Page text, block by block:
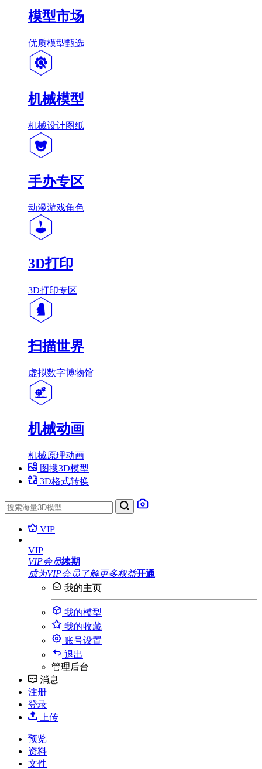
模型市场
优质模型甄选
机械模型
机械设计图纸
手办专区
动漫游戏角色
3D打印
3D打印专区
扫描世界
虚拟数字博物馆
机械动画
机械原理动画
图搜3D模型
3D格式转换
VIP
VIP
VIP会员续期
成为VIP会员 了解更多权益开通
我的主页
我的模型
我的收藏
账号设置
退出
管理后台
消息
注册
登录
上传
预览
资料
文件